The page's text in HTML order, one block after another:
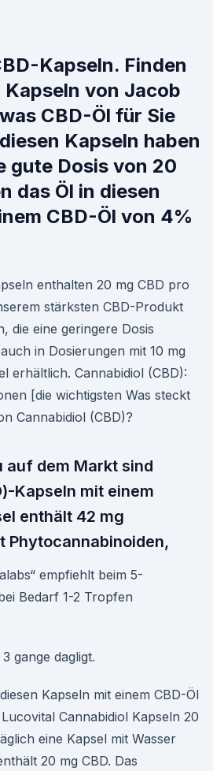
Kapseln. Finden
Kapseln von Jacob
CBD-Öl für Sie
Kapseln haben
gute Dosis von 20
das Öl in diesen
CBD-Öl von 4%
enthalten 20 mg CBD pro
stärksten CBD-Produkt
die eine geringere Dosis
in Dosierungen mit 10 mg
erhältlich. Cannabidiol (CBD):
[die wichtigsten Was steckt
Cannabidiol (CBD)?
auf dem Markt sind
Kapseln mit einem
enthält 42 mg
Phytocannabinoiden,
empfiehlt beim 5-
Bedarf 1-2 Tropfen
gange dagligt.
Kapseln mit einem CBD-Öl
Cannabidiol Kapseln 20
eine Kapsel mit Wasser
20 mg CBD. Das